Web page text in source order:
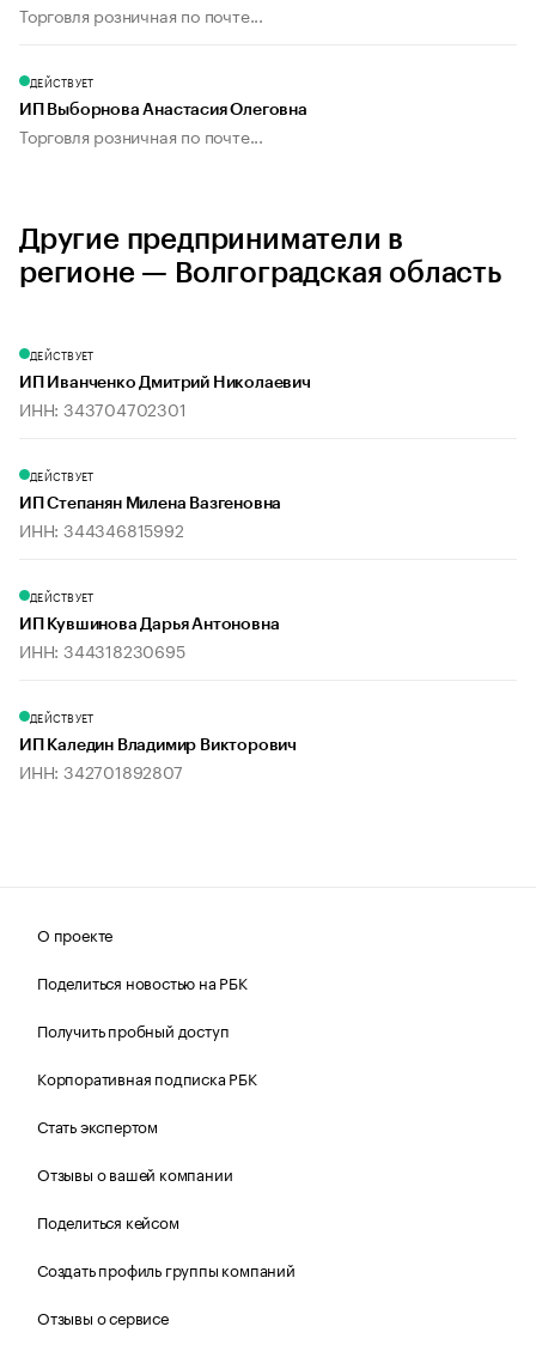
Торговля розничная по почте...
ДЕЙСТВУЕТ
ИП Выборнова Анастасия Олеговна
Торговля розничная по почте...
Другие предприниматели в
регионе — Волгоградская область
ДЕЙСТВУЕТ
ИП Иванченко Дмитрий Николаевич
ИНН: 343704702301
ДЕЙСТВУЕТ
ИП Степанян Милена Вазгеновна
ИНН: 344346815992
ДЕЙСТВУЕТ
ИП Кувшинова Дарья Антоновна
ИНН: 344318230695
ДЕЙСТВУЕТ
ИП Каледин Владимир Викторович
ИНН: 342701892807
О проекте
Поделиться новостью на РБК
Получить пробный доступ
Корпоративная подписка РБК
Стать экспертом
Отзывы о вашей компании
Поделиться кейсом
Создать профиль группы компаний
Отзывы о сервисе